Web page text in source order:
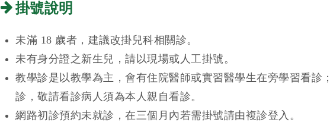
掛號說明
未滿 18 歲者，建議改掛兒科相關診。
未有身分證之新生兒，請以現場或人工掛號。
教學診是以教學為主，會有住院醫師或實習醫學生在旁學習看診
診，敬請看診病人須為本人親自看診。
網路初診預約未就診，在三個月內若需掛號請由複診登入。